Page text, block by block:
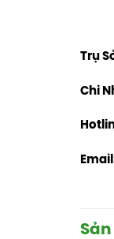
Trụ
Chi